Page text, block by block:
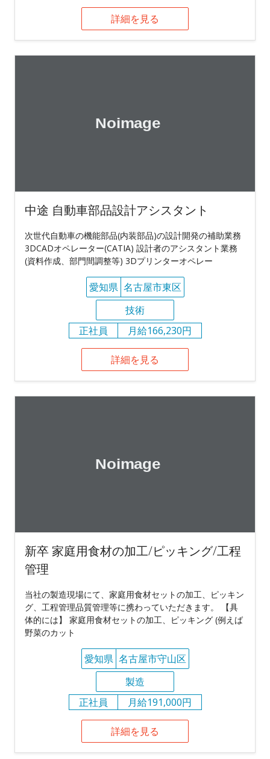
詳細を見る
中途 自動車部品設計アシスタント
次世代自動車の機能部品(内装部品)の設計開発の補助業務
3DCADオペレーター(CATIA) 設計者のアシスタント業務
(資料作成、部門間調整等) 3Dプリンターオペレー
愛知県 名古屋市東区
技術
正社員
月給166,230円
詳細を見る
新卒 家庭用食材の加工/ピッキング/工程
管理
当社の製造現場にて、家庭用食材セットの加工、ピッキン
グ、工程管理品質管理等に携わっていただきます。 【具
体的には】 家庭用食材セットの加工、ピッキング (例えば
野菜のカット
愛知県 名古屋市守山区
製造
正社員
月給191,000円
詳細を見る